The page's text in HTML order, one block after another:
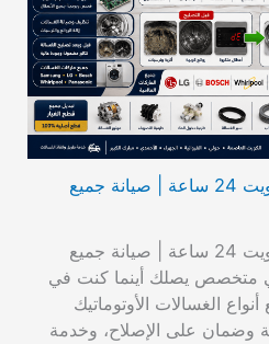
تصليح غسالات اتوماتيك الكويت 24 ساعة | صيانة جميع
تصليح غسالات اتوماتيك الكويت 24 ساعة | صيانة جميع
| 60615556 فني متخصص يصلك أينما كنت في
الغسالات الأوتوماتيك
وضمان على الإصلاح، وخدمة